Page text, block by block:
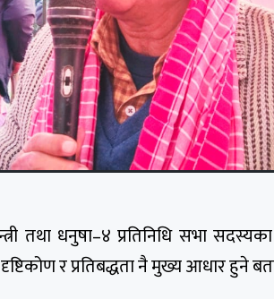
तथा धनुषा–४ प्रतिनिधि सभा
र प्रतिबद्धता नै मुख्य आधार हुने